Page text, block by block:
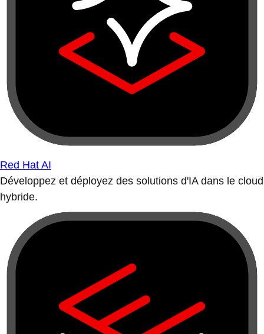
Red Hat AI
Développez et déployez des solutions d'IA dans le cloud
hybride.